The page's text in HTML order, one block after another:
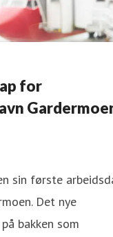
for
sin første
Det nye
bakken som